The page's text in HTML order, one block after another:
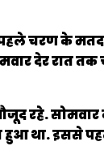
चरण के
देर रात तक
रहे.
हुआ था.